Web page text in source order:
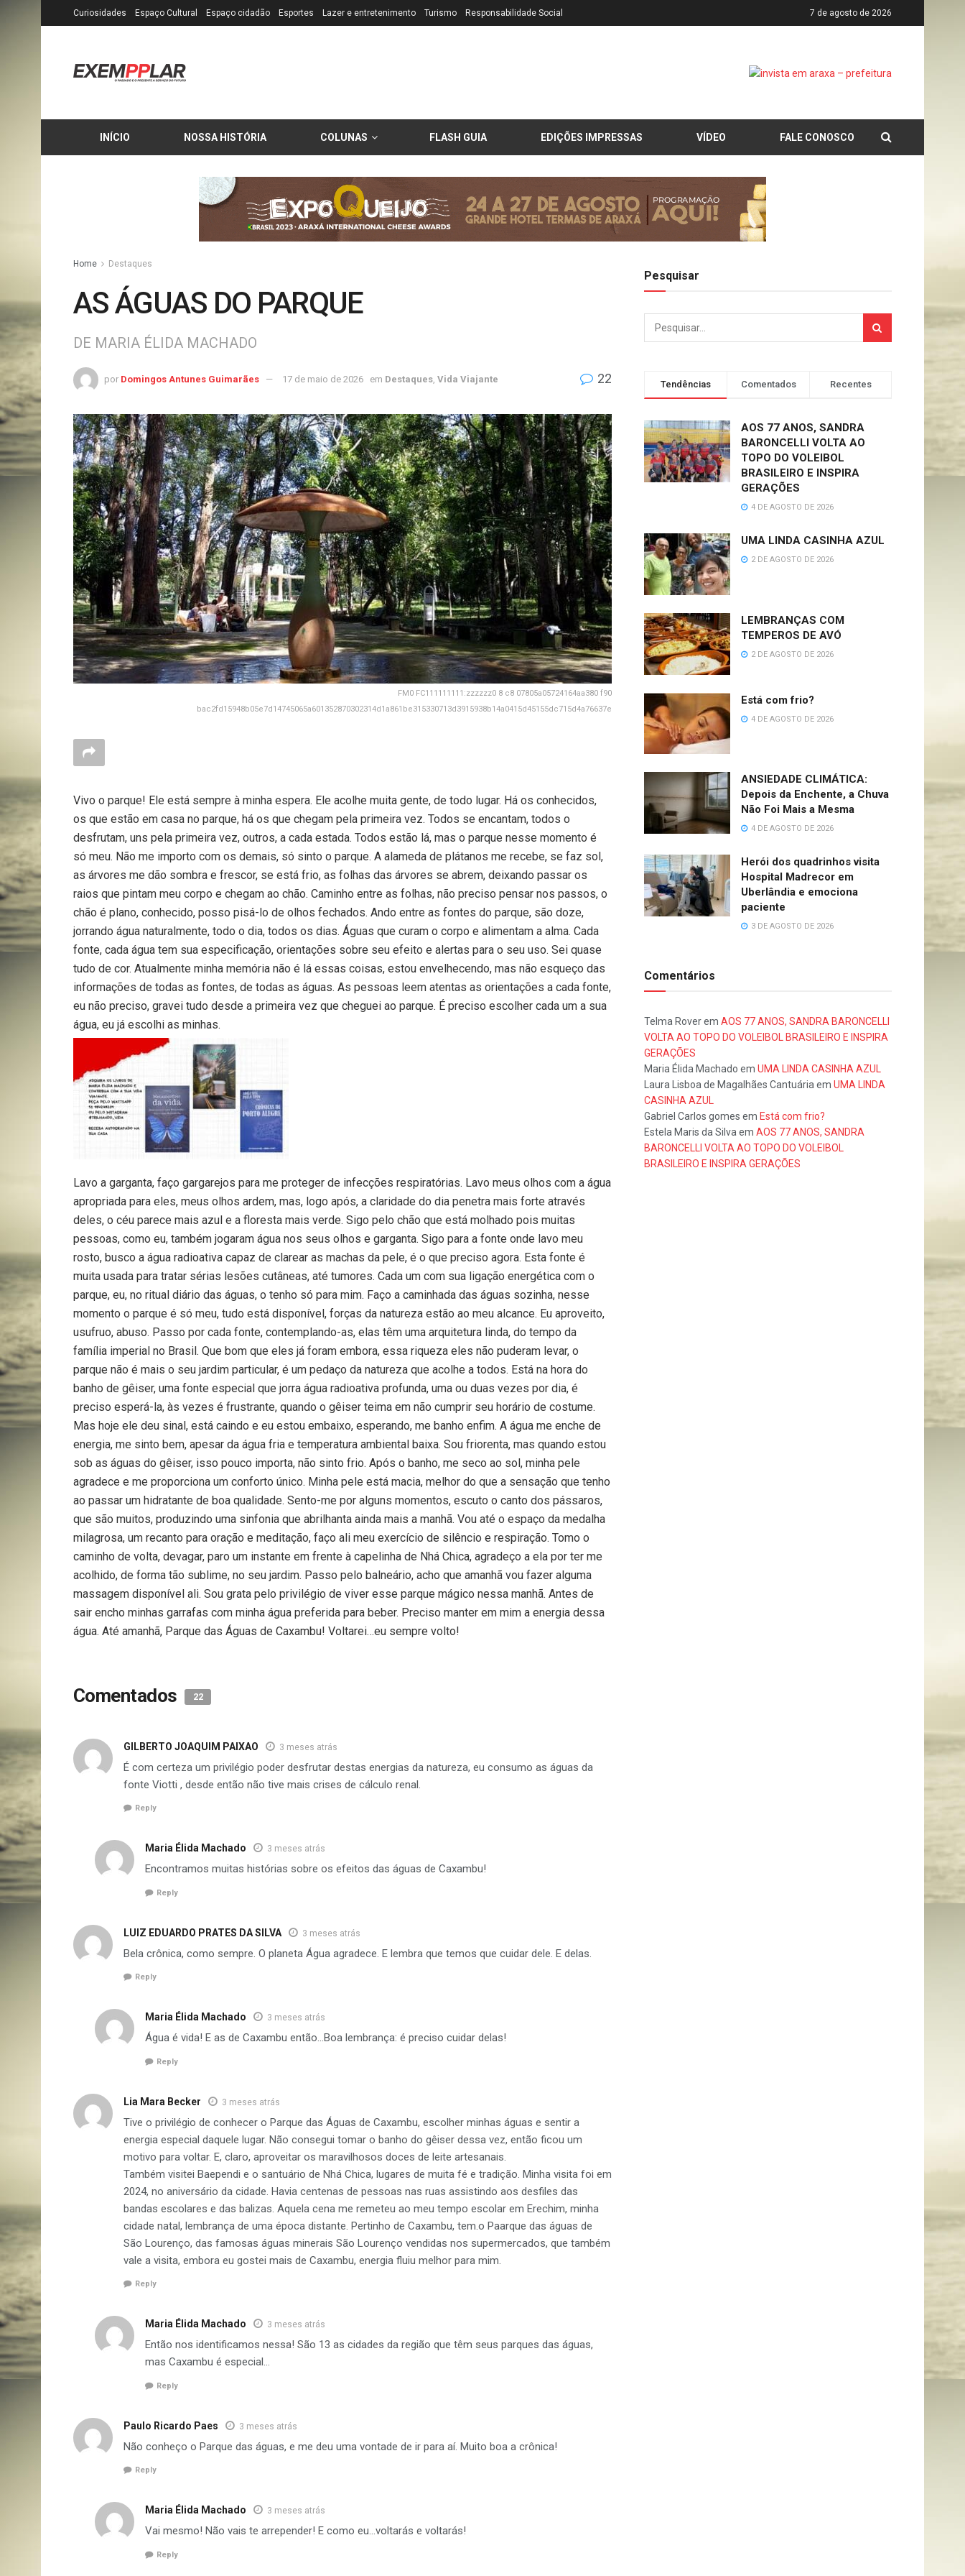
Curiosidades Espaço Cultural Espaço cidadão Esportes Lazer e entretenimento Turismo Responsabilidade Social 7 de agosto de 2026
INÍCIO NOSSA HISTÓRIA COLUNAS FLASH GUIA EDIÇÕES IMPRESSAS VÍDEO FALE CONOSCO
Home Destaques
AS ÁGUAS DO PARQUE
DE MARIA ÉLIDA MACHADO
por Domingos Antunes Guimarães 17 de maio de 2026 em Destaques Vida Viajante 22
FM0 FC111111111:zzzzzz0 8 c8 07805a05724164aa380 f90
bac2fd15948b05e7d14745065a601352870302314d1a861be315330713d3915938b14a0415d45155dc715d4a76637e
Vivo o parque! Ele está sempre à minha espera. Ele acolhe muita gente, de todo lugar. Há os conhecidos,
os que estão em casa no parque, há os que chegam pela primeira vez. Todos se encantam, todos o
desfrutam, uns pela primeira vez, outros, a cada estada. Todos estão lá, mas o parque nesse momento é
só meu. Não me importo com os demais, só sinto o parque. A alameda de plátanos me recebe, se faz sol,
as árvores me dão sombra e frescor, se está frio, as folhas das árvores se abrem, deixando passar os
raios que pintam meu corpo e chegam ao chão. Caminho entre as folhas, não preciso pensar nos passos, o
chão é plano, conhecido, posso pisá-lo de olhos fechados. Ando entre as fontes do parque, são doze,
jorrando água naturalmente, todo o dia, todos os dias. Águas que curam o corpo e alimentam a alma. Cada
fonte, cada água tem sua especificação, orientações sobre seu efeito e alertas para o seu uso. Sei quase
tudo de cor. Atualmente minha memória não é lá essas coisas, estou envelhecendo, mas não esqueço das
informações de todas as fontes, de todas as águas. As pessoas leem atentas as orientações a cada fonte,
eu não preciso, gravei tudo desde a primeira vez que cheguei ao parque. É preciso escolher cada um a sua
água, eu já escolhi as minhas.
Lavo a garganta, faço gargarejos para me proteger de infecções respiratórias. Lavo meus olhos com a água
apropriada para eles, meus olhos ardem, mas, logo após, a claridade do dia penetra mais forte através
deles, o céu parece mais azul e a floresta mais verde. Sigo pelo chão que está molhado pois muitas
pessoas, como eu, também jogaram água nos seus olhos e garganta. Sigo para a fonte onde lavo meu
rosto, busco a água radioativa capaz de clarear as machas da pele, é o que preciso agora. Esta fonte é
muita usada para tratar sérias lesões cutâneas, até tumores. Cada um com sua ligação energética com o
parque, eu, no ritual diário das águas, o tenho só para mim. Faço a caminhada das águas sozinha, nesse
momento o parque é só meu, tudo está disponível, forças da natureza estão ao meu alcance. Eu aproveito,
usufruo, abuso. Passo por cada fonte, contemplando-as, elas têm uma arquitetura linda, do tempo da
família imperial no Brasil. Que bom que eles já foram embora, essa riqueza eles não puderam levar, o
parque não é mais o seu jardim particular, é um pedaço da natureza que acolhe a todos. Está na hora do
banho de gêiser, uma fonte especial que jorra água radioativa profunda, uma ou duas vezes por dia, é
preciso esperá-la, às vezes é frustrante, quando o gêiser teima em não cumprir seu horário de costume.
Mas hoje ele deu sinal, está caindo e eu estou embaixo, esperando, me banho enfim. A água me enche de
energia, me sinto bem, apesar da água fria e temperatura ambiental baixa. Sou friorenta, mas quando estou
sob as águas do gêiser, isso pouco importa, não sinto frio. Após o banho, me seco ao sol, minha pele
agradece e me proporciona um conforto único. Minha pele está macia, melhor do que a sensação que tenho
ao passar um hidratante de boa qualidade. Sento-me por alguns momentos, escuto o canto dos pássaros,
que são muitos, produzindo uma sinfonia que abrilhanta ainda mais a manhã. Vou até o espaço da medalha
milagrosa, um recanto para oração e meditação, faço ali meu exercício de silêncio e respiração. Tomo o
caminho de volta, devagar, paro um instante em frente à capelinha de Nhá Chica, agradeço a ela por ter me
acolhido, de forma tão sublime, no seu jardim. Passo pelo balneário, acho que amanhã vou fazer alguma
massagem disponível ali. Sou grata pelo privilégio de viver esse parque mágico nessa manhã. Antes de
sair encho minhas garrafas com minha água preferida para beber. Preciso manter em mim a energia dessa
água. Até amanhã, Parque das Águas de Caxambu! Voltarei…eu sempre volto!
Comentados 22
GILBERTO JOAQUIM PAIXAO 3 meses atrás
É com certeza um privilégio poder desfrutar destas energias da natureza, eu consumo as águas da
fonte Viotti , desde então não tive mais crises de cálculo renal.
Reply
Maria Élida Machado 3 meses atrás
Encontramos muitas histórias sobre os efeitos das águas de Caxambu!
Reply
LUIZ EDUARDO PRATES DA SILVA 3 meses atrás
Bela crônica, como sempre. O planeta Água agradece. E lembra que temos que cuidar dele. E delas.
Reply
Maria Élida Machado 3 meses atrás
Água é vida! E as de Caxambu então…Boa lembrança: é preciso cuidar delas!
Reply
Lia Mara Becker 3 meses atrás
Tive o privilégio de conhecer o Parque das Águas de Caxambu, escolher minhas águas e sentir a
energia especial daquele lugar. Não consegui tomar o banho do gêiser dessa vez, então ficou um
motivo para voltar. E, claro, aproveitar os maravilhosos doces de leite artesanais.
Também visitei Baependi e o santuário de Nhá Chica, lugares de muita fé e tradição. Minha visita foi em
2024, no aniversário da cidade. Havia centenas de pessoas nas ruas assistindo aos desfiles das
bandas escolares e das balizas. Aquela cena me remeteu ao meu tempo escolar em Erechim, minha
cidade natal, lembrança de uma época distante. Pertinho de Caxambu, tem.o Paarque das águas de
São Lourenço, das famosas águas minerais São Lourenço vendidas nos supermercados, que também
vale a visita, embora eu gostei mais de Caxambu, energia fluiu melhor para mim.
Reply
Maria Élida Machado 3 meses atrás
Então nos identificamos nessa! São 13 as cidades da região que têm seus parques das águas,
mas Caxambu é especial…
Reply
Paulo Ricardo Paes 3 meses atrás
Não conheço o Parque das águas, e me deu uma vontade de ir para aí. Muito boa a crônica!
Reply
Maria Élida Machado 3 meses atrás
Vai mesmo! Não vais te arrepender! E como eu…voltarás e voltarás!
Reply
Pesquisar
Tendências Comentados Recentes
AOS 77 ANOS, SANDRA
BARONCELLI VOLTA AO
TOPO DO VOLEIBOL
BRASILEIRO E INSPIRA
GERAÇÕES
4 DE AGOSTO DE 2026
UMA LINDA CASINHA AZUL
2 DE AGOSTO DE 2026
LEMBRANÇAS COM
TEMPEROS DE AVÓ
2 DE AGOSTO DE 2026
Está com frio?
4 DE AGOSTO DE 2026
ANSIEDADE CLIMÁTICA:
Depois da Enchente, a Chuva
Não Foi Mais a Mesma
4 DE AGOSTO DE 2026
Herói dos quadrinhos visita
Hospital Madrecor em
Uberlândia e emociona
paciente
3 DE AGOSTO DE 2026
Comentários
Telma Roverem AOS 77 ANOS, SANDRA BARONCELLI
VOLTA AO TOPO DO VOLEIBOL BRASILEIRO E INSPIRA
GERAÇÕES
Maria Élida Machado em UMA LINDA CASINHA AZUL
Laura Lisboa de Magalhães Cantuáriaem UMA LINDA
CASINHA AZUL
Gabriel Carlos gomes em Está com frio?
Estela Maris da Silvaem AOS 77 ANOS, SANDRA
BARONCELLI VOLTA AO TOPO DO VOLEIBOL
BRASILEIRO E INSPIRA GERAÇÕES